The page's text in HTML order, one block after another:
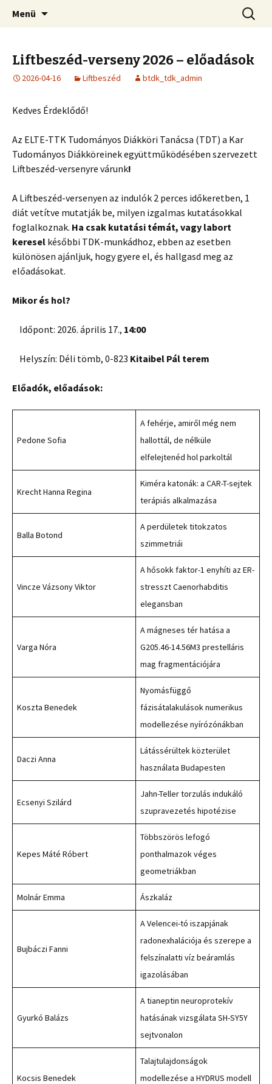
Menü
Liftbeszéd-verseny 2026 – előadások
2026-04-16 Liftbeszéd btdk_tdk_admin
Kedves Érdeklődő!
Az ELTE-TTK Tudományos Diákköri Tanácsa (TDT) a Kar
Tudományos Diákköreinek együttműködésében szervezett
Liftbeszéd-versenyre várunk!
A Liftbeszéd-versenyen az indulók 2 perces időkeretben, 1
diát vetítve mutatják be, milyen izgalmas kutatásokkal
foglalkoznak. Ha csak kutatási témát, vagy labort
keresel későbbi TDK-munkádhoz, ebben az esetben
különösen ajánljuk, hogy gyere el, és hallgasd meg az
előadásokat.
Mikor és hol?
​Időpont: 2026. április 17., 14:00
Helyszín: Déli tömb, 0-823 Kitaibel Pál terem
Előadók, előadások:
Pedone Sofia
A fehérje, amiről még nem
hallottál, de nélküle
elfelejtenéd hol parkoltál
Krecht Hanna Regina
Kiméra katonák: a CAR-T-sejtek
terápiás alkalmazása
Balla Botond
A perdületek titokzatos
szimmetriái
Vincze Vázsony Viktor
A hősokk faktor-1 enyhíti az ER-
stresszt Caenorhabditis
elegansban
Varga Nóra
A mágneses tér hatása a
G205.46-14.56M3 prestelláris
mag fragmentációjára
Koszta Benedek
Nyomásfüggő
fázisátalakulások numerikus
modellezése nyírózónákban
Daczi Anna
Látássérültek közterület
használata Budapesten
Ecsenyi Szilárd
Jahn-Teller torzulás indukáló
szupravezetés hipotézise
Kepes Máté Róbert
Többszörös lefogó
ponthalmazok véges
geometriákban
Molnár Emma Ászkaláz
Bujbáczi Fanni
A Velencei-tó iszapjának
radonexhalációja és szerepe a
felszínalatti víz beáramlás
igazolásában
Gyurkó Balázs
A tianeptin neuroprotekív
hatásának vizsgálata SH-SY5Y
sejtvonalon
Kocsis Benedek
Talajtulajdonságok
modellezése a HYDRUS modell